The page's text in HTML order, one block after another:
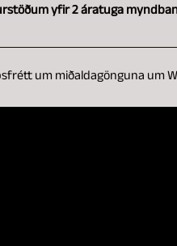
yfir 2 áratuga
um miðaldagönguna um